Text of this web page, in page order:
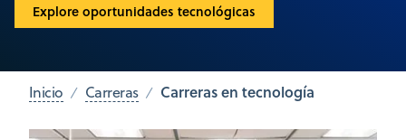
Explore oportunidades tecnológicas
Inicio Carreras Carreras en tecnología